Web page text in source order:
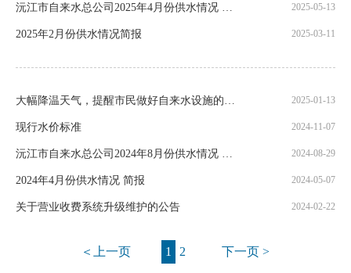
沅江市自来水总公司2025年4月份供水情况 简报 2025-05-13
2025年2月份供水情况简报 2025-03-11
大幅降温天气，提醒市民做好自来水设施的防冻保暖！ 2025-01-13
现行水价标准 2024-11-07
沅江市自来水总公司2024年8月份供水情况 简报 2024-08-29
2024年4月份供水情况 简报 2024-05-07
关于营业收费系统升级维护的公告 2024-02-22
＜上一页 1 2 下一页 >